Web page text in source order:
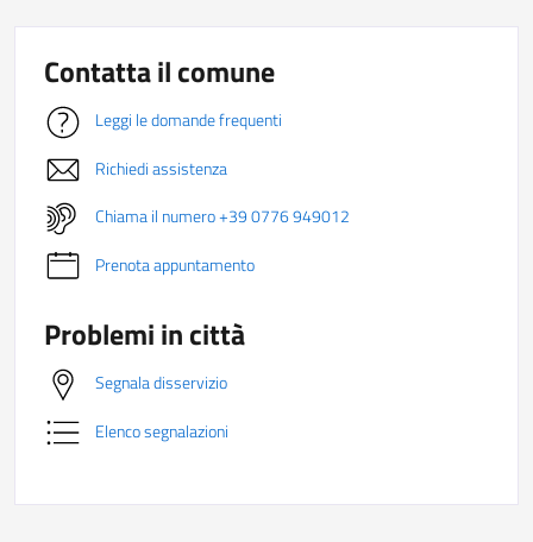
Contatta il comune
Leggi le domande frequenti
Richiedi assistenza
Chiama il numero +39 0776 949012
Prenota appuntamento
Problemi in città
Segnala disservizio
Elenco segnalazioni